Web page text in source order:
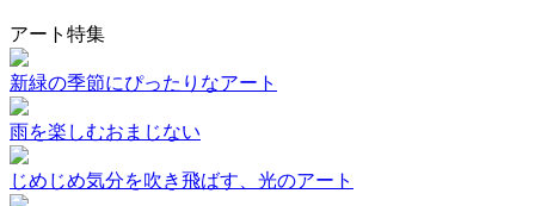
アート特集
新緑の季節にぴったりなアート
雨を楽しむおまじない
じめじめ気分を吹き飛ばす、光のアート